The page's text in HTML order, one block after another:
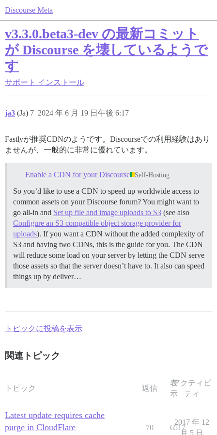
Discourse Meta
v3.3.0.beta3-dev の最新コミット
が Discourse を壊しているようで
す
サポート インストール
ja3 (Ja) 2024 年 6 月 19 日午後 6:17
7
Fastlyが推奨CDNのようです。Discourseでの利用経験はあり
ませんが、一般的に非常に優れています。
Enable a CDN for your Discourse Self-Hosting
So you’d like to use a CDN to speed up worldwide access to
common assets on your Discourse forum? You might want to
go all-in and Set up file and image uploads to S3 (see also
Configure an S3 compatible object storage provider for
uploads). If you want a CDN without the added complexity of
S3 and having two CDNs, this is the guide for you. The CDN
will reduce some load on your server by letting the CDN serve
those assets so that the server doesn’t have to. It also can speed
things up by deliver…
トピックに投稿を表示
関連トピック
トピック 返信
表
示
アクティビ
ティ
Latest update requires cache
purge in CloudFlare
70 6517
2017 年 12
月 5 日